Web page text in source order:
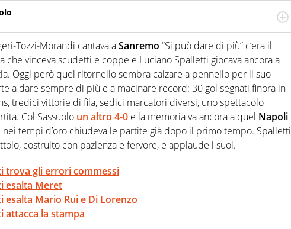
ha seguito numerose manifestazioni sportive e collaborato con
Esperienza, competenza, conoscenza e memoria storica. Si occupa
di calcio
Tozzi-Morandi cantava aSanremo “Si può dare di più” c’era il
che vinceva scudetti e coppe e Luciano Spalletti giocava ancora a
Oggi però quel ritornello sembra calzare a pennello per il suo
a dare sempre di più e a macinare record: 30 gol segnati finora in
tredici vittorie di fila, sedici marcatori diversi, uno spettacolo
Col Sassuolo un altro 4-0 e la memoria va ancora a quel Napoli
nei tempi d’oro chiudeva le partite già dopo il primo tempo. Spalletti
costruito con pazienza e fervore, e applaude i suoi.
trova gli errori commessi
esalta Meret
esalta Mario Rui e Di Lorenzo
attacca la stampa